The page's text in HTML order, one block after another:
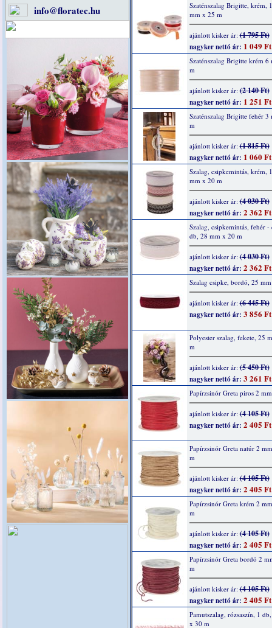
info@floratec.hu
Szaténszalag Brigitte, krém,
mm x 25 m
ajánlott kisker ár:(1 795 Ft)
nagyker nettó ár: 1 049 Ft
Szaténszalag Brigitte krém 6
m
ajánlott kisker ár:(2 140 Ft)
nagyker nettó ár: 1 251 Ft
Szaténszalag Brigitte fehér 3
m
ajánlott kisker ár:(1 815 Ft)
nagyker nettó ár: 1 060 Ft
Szalag, csipkemintás, krém,
mm x 20 m
ajánlott kisker ár:(4 030 Ft)
nagyker nettó ár: 2 362 Ft
Szalag, csipkemintás, fehér -
db, 28 mm x 20 m
ajánlott kisker ár:(4 030 Ft)
nagyker nettó ár: 2 362 Ft
Szalag csipke, bordó, 25
ajánlott kisker ár:(6 445 Ft)
nagyker nettó ár: 3 856 Ft
Polyester szalag, fekete, 25
m
ajánlott kisker ár:(5 450 Ft)
nagyker nettó ár: 3 261 Ft
Papírzsinór Greta piros 2
ajánlott kisker ár:(4 105 Ft)
nagyker nettó ár: 2 405 Ft
Papírzsinór Greta natúr 2
m
ajánlott kisker ár:(4 105 Ft)
nagyker nettó ár: 2 405 Ft
Papírzsinór Greta krém 2
m
ajánlott kisker ár:(4 105 Ft)
nagyker nettó ár: 2 405 Ft
Papírzsinór Greta bordó 2
m
ajánlott kisker ár:(4 105 Ft)
nagyker nettó ár: 2 405 Ft
Pamutszalag, rózsaszín, 1
x 30 m